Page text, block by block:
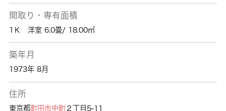
間取り・専有面積
1Ｋ 洋室 6.0畳/ 18.00㎡
築年月
1973年 8月
住所
東京都町田市中町２丁目5-11